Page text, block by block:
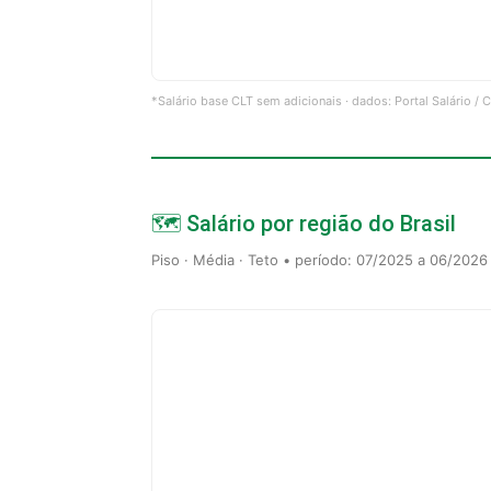
*Salário base CLT sem adicionais · dados: Portal Salário /
🗺️ Salário por região do Brasil
Piso · Média · Teto • período: 07/2025 a 06/2026